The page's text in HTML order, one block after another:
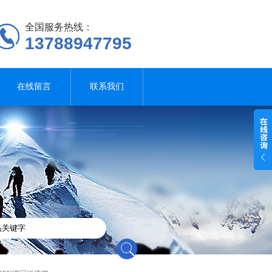
全国服务热线：
13788947795
在线留言 联系我们